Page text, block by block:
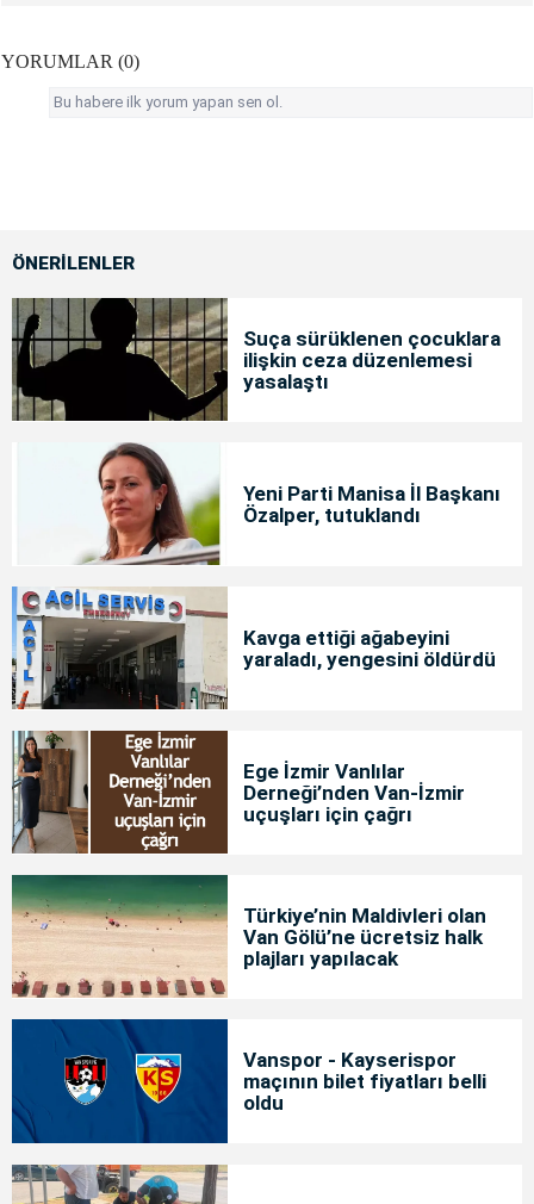
YORUMLAR (0)
Bu habere ilk yorum yapan sen ol.
ÖNERİLENLER
Suça sürüklenen çocuklara
ilişkin ceza düzenlemesi
yasalaştı
Yeni Parti Manisa İl Başkanı
Özalper, tutuklandı
Kavga ettiği ağabeyini
yaraladı, yengesini öldürdü
Ege İzmir Vanlılar
Derneği’nden Van-İzmir
uçuşları için çağrı
Türkiye’nin Maldivleri olan
Van Gölü’ne ücretsiz halk
plajları yapılacak
Vanspor - Kayserispor
maçının bilet fiyatları belli
oldu